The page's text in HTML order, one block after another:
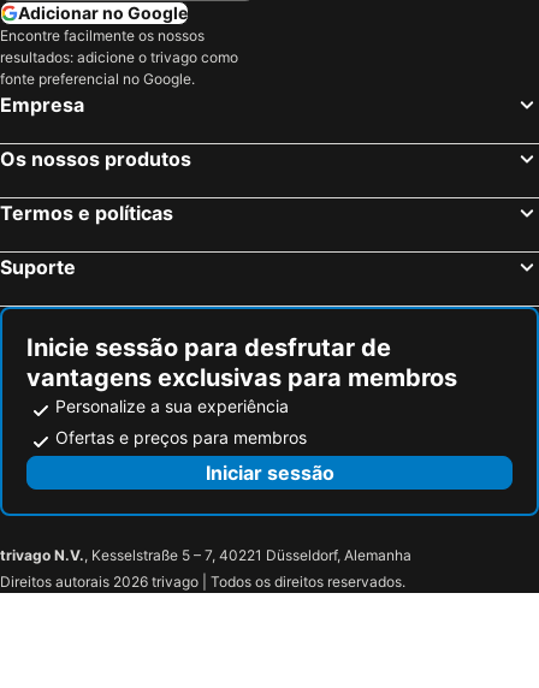
Adicionar no Google
Encontre facilmente os nossos
resultados: adicione o trivago como
fonte preferencial no Google.
Empresa
Os nossos produtos
Termos e políticas
Suporte
Inicie sessão para desfrutar de
vantagens exclusivas para membros
Personalize a sua experiência
Ofertas e preços para membros
Iniciar sessão
trivago N.V., Kesselstraße 5 – 7, 40221 Düsseldorf, Alemanha
Direitos autorais 2026 trivago | Todos os direitos reservados.